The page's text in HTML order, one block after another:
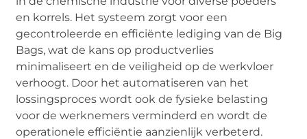
en korrels. Het systeem zorgt voor een
gecontroleerde en efficiënte lediging van de Big
Bags, wat de kans op productverlies
minimaliseert en de veiligheid op de werkvloer
verhoogt. Door het automatiseren van het
lossingsproces wordt ook de fysieke belasting
voor de werknemers verminderd en wordt de
operationele efficiëntie aanzienlijk verbeterd.